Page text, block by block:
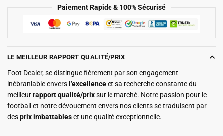
Paiement Rapide & 100% Sécurisé
LE MEILLEUR RAPPORT QUALITÉ/PRIX
Foot Dealer, se distingue fièrement par son engagement
inébranlable envers l’excellenceet sa recherche constante du
meilleurrapport qualité/prixsur le marché. Notre passion pour le
football et notre dévouement envers nos clients se traduisent par
desprix imbattableset une qualité exceptionnelle.